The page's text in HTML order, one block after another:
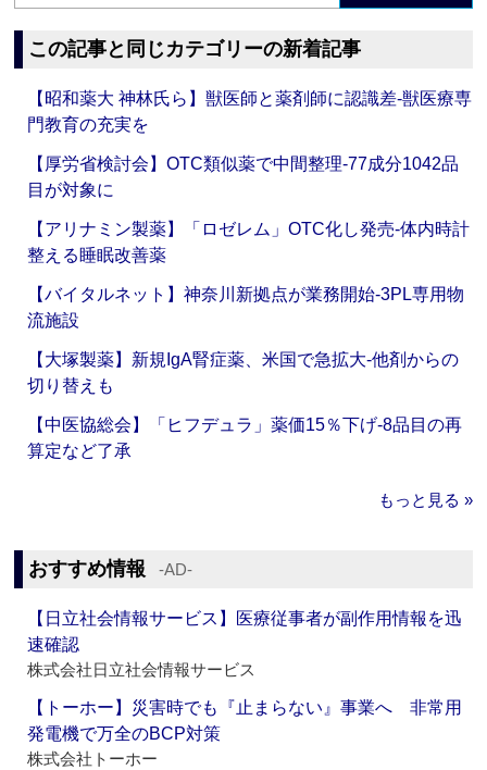
この記事と同じカテゴリーの新着記事
【昭和薬大 神林氏ら】獣医師と薬剤師に認識差‐獣医療専
門教育の充実を
【厚労省検討会】OTC類似薬で中間整理‐77成分1042品
目が対象に
【アリナミン製薬】「ロゼレム」OTC化し発売‐体内時計
整える睡眠改善薬
【バイタルネット】神奈川新拠点が業務開始‐3PL専用物
流施設
【大塚製薬】新規IgA腎症薬、米国で急拡大‐他剤からの
切り替えも
【中医協総会】「ヒフデュラ」薬価15％下げ‐8品目の再
算定など了承
もっと見る »
おすすめ情報 ‐AD‐
【日立社会情報サービス】医療従事者が副作用情報を迅
速確認
株式会社日立社会情報サービス
【トーホー】災害時でも『止まらない』事業へ 非常用
発電機で万全のBCP対策
株式会社トーホー